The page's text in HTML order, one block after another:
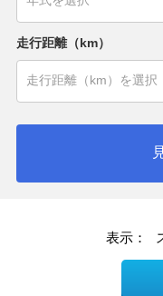
走行距離（km）
表示：